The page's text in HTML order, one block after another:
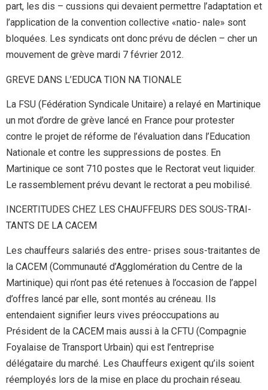
part, les dis – cussions qui devaient permettre l’adaptation et
l’application de la convention collective «natio- nale» sont
bloquées. Les syndicats ont donc prévu de déclen – cher un
mouvement de grève mardi 7 février 2012.
GREVE DANS L’EDUCA TION NA TIONALE
La FSU (Fédération Syndicale Unitaire) a relayé en Martinique
un mot d’ordre de grève lancé en France pour protester
contre le projet de réforme de l’évaluation dans l’Education
Nationale et contre les suppressions de postes. En
Martinique ce sont 710 postes que le Rectorat veut liquider.
Le rassemblement prévu devant le rectorat a peu mobilisé.
INCERTITUDES CHEZ LES CHAUFFEURS DES SOUS-TRAI-
TANTS DE LA CACEM
Les chauffeurs salariés des entre- prises sous-traitantes de
la CACEM (Communauté d’Agglomération du Centre de la
Martinique) qui n’ont pas été retenues à l’occasion de l’appel
d’offres lancé par elle, sont montés au créneau. Ils
entendaient signifier leurs vives préoccupations au
Président de la CACEM mais aussi à la CFTU (Compagnie
Foyalaise de Transport Urbain) qui est l’entreprise
délégataire du marché. Les Chauffeurs exigent qu’ils soient
réemployés lors de la mise en place du prochain réseau.